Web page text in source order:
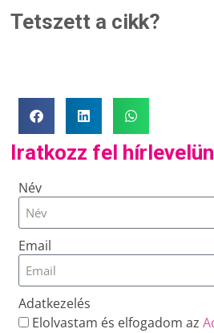
Tetszett a cikk?
Iratkozz fel
Név
Email
Adatkezelés
Elolvastam és elfogadom az